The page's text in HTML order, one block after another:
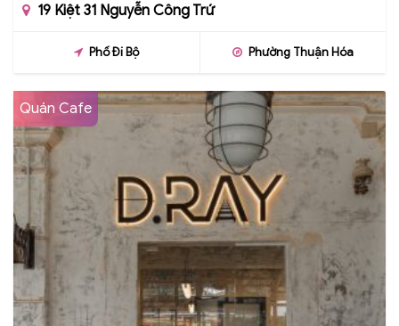
19 Kiệt 31 Nguyễn Công Trứ
Phố Đi Bộ Phường Thuận Hóa
Quán Cafe